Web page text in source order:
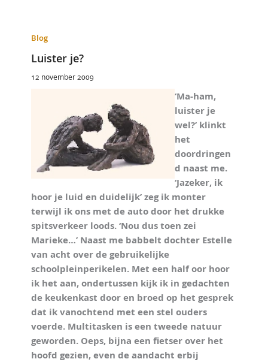
Blog
Luister je?
12 november 2009
‘Ma-ham,
luister je
wel?’ klinkt
het
doordringen
d naast me.
‘Jazeker, ik
hoor je luid en duidelijk’ zeg ik monter
terwijl ik ons met de auto door het drukke
spitsverkeer loods. ‘Nou dus toen zei
Marieke…’ Naast me babbelt dochter Estelle
van acht over de gebruikelijke
schoolpleinperikelen. Met een half oor hoor
ik het aan, ondertussen kijk ik in gedachten
de keukenkast door en broed op het gesprek
dat ik vanochtend met een stel ouders
voerde. Multitasken is een tweede natuur
geworden. Oeps, bijna een fietser over het
hoofd gezien, even de aandacht erbij